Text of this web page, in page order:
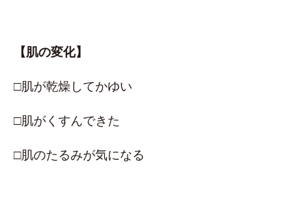
【肌の変化】
□肌が乾燥してかゆい
□肌がくすんできた
□肌のたるみが気になる